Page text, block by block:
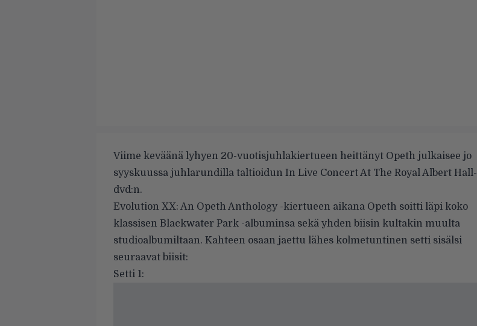
Viime keväänä lyhyen 20-vuotisjuhlakiertueen heittänyt Opeth julkaisee jo
syyskuussa juhlarundilla taltioidun In Live Concert At The Royal Albert Hall-
dvd:n.
Evolution XX: An Opeth Anthology -kiertueen aikana Opeth soitti läpi koko
klassisen Blackwater Park -albuminsa sekä yhden biisin kultakin muulta
studioalbumiltaan. Kahteen osaan jaettu lähes kolmetuntinen setti sisälsi
seuraavat biisit:
Setti 1: